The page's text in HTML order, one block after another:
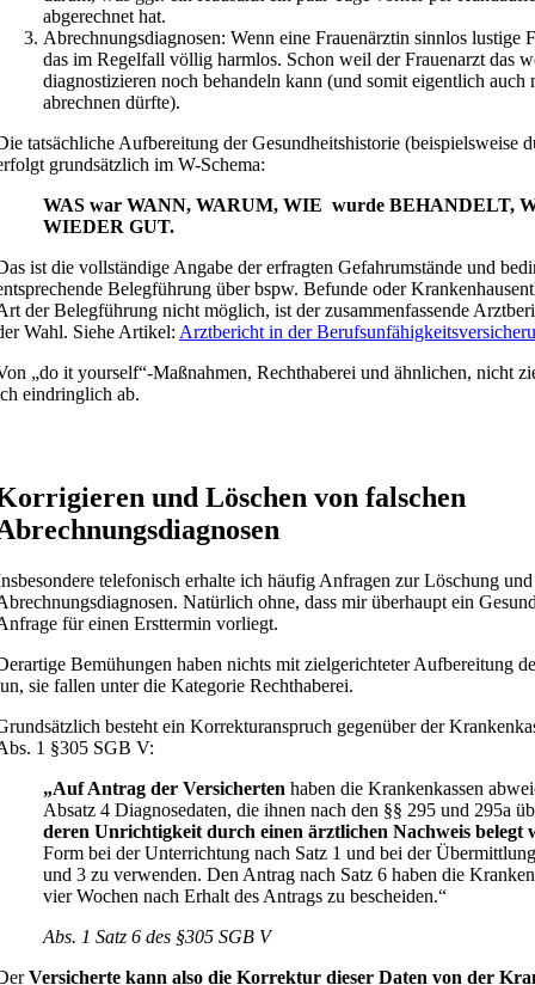
abgerechnet hat.
Abrechnungsdiagnosen: Wenn eine Frauenärztin sinnlos lustige
das im Regelfall völlig harmlos. Schon weil der Frauenarzt das
diagnostizieren noch behandeln kann (und somit eigentlich auch
abrechnen dürfte).
tatsächliche Aufbereitung der Gesundheitshistorie (beispielsweise
grundsätzlich im W-Schema:
WAS war WANN, WARUM, WIE wurde BEHANDELT,
WIEDER GUT.
ist die vollständige Angabe der erfragten Gefahrumstände und
Belegführung über bspw. Befunde oder
der Belegführung nicht möglich, ist der zusammenfassende
Wahl. Siehe Artikel: Arztbericht in der
„do it yourself“-Maßnahmen, Rechthaberei und ähnlichen, nicht
eindringlich ab.
und Löschen von falschen
telefonisch erhalte ich häufig Anfragen zur Löschung
Natürlich ohne, dass mir überhaupt ein
für einen Ersttermin vorliegt.
Bemühungen haben nichts mit zielgerichteter Aufbereitung
sie fallen unter die Kategorie Rechthaberei.
besteht ein Korrekturanspruch gegenüber der
1 §305 SGB V:
„Auf Antrag der Versicherten haben die Krankenkassen
Absatz 4 Diagnosedaten, die ihnen nach den §§ 295 und 295a
deren Unrichtigkeit durch einen ärztlichen Nachweis belegt
Form bei der Unterrichtung nach Satz 1 und bei der
und 3 zu verwenden. Den Antrag nach Satz 6 haben die
vier Wochen nach Erhalt des Antrags zu bescheiden.“
Abs. 1 Satz 6 des §305 SGB V
Versicherte kann also die Korrektur dieser Daten von der